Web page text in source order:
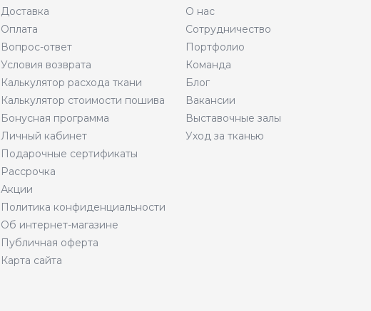
Доставка
Оплата
Вопрос-ответ
Условия возврата
Калькулятор расхода ткани
Калькулятор стоимости пошива
Бонусная программа
Личный кабинет
Подарочные сертификаты
Рассрочка
Акции
Политика конфиденциальности
Об интернет-магазине
Публичная оферта
Карта сайта
О нас
Сотрудничество
Портфолио
Команда
Блог
Вакансии
Выставочные залы
Уход за тканью